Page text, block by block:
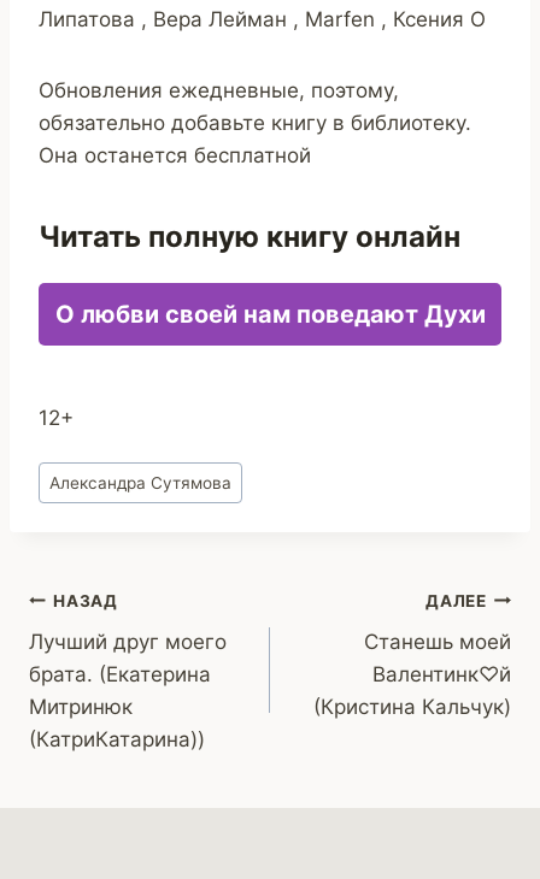
Липатова , Вера Лейман , Marfen , Ксения О
Обновления ежедневные, поэтому,
обязательно добавьте книгу в библиотеку.
Она останется бесплатной
Читать полную книгу онлайн
О любви своей нам поведают Духи
12+
Метки
записи:
Александра Сутямова
Навигация
по
записям
НАЗАД
Лучший друг моего
брата. (Екатерина
Митринюк
(КатриКатарина))
ДАЛЕЕ
Станешь моей
Валентинк♡й
(Кристина Кальчук)